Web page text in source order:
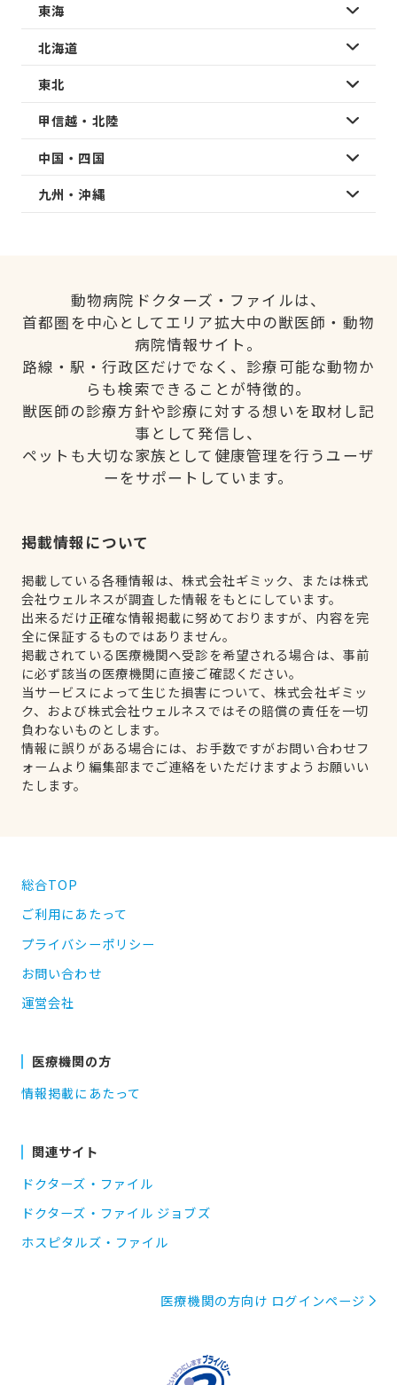
東海
北海道
東北
甲信越・北陸
中国・四国
九州・沖縄
動物病院ドクターズ・ファイルは、
首都圏を中心としてエリア拡大中の獣医師・動物
病院情報サイト。
路線・駅・行政区だけでなく、診療可能な動物か
らも検索できることが特徴的。
獣医師の診療方針や診療に対する想いを取材し記
事として発信し、
ペットも大切な家族として健康管理を行うユーザ
ーをサポートしています。
掲載情報について
掲載している各種情報は、株式会社ギミック、または株式
会社ウェルネスが調査した情報をもとにしています。
出来るだけ正確な情報掲載に努めておりますが、内容を完
全に保証するものではありません。
掲載されている医療機関へ受診を希望される場合は、事前
に必ず該当の医療機関に直接ご確認ください。
当サービスによって生じた損害について、株式会社ギミッ
ク、および株式会社ウェルネスではその賠償の責任を一切
負わないものとします。
情報に誤りがある場合には、お手数ですがお問い合わせフ
ォームより編集部までご連絡をいただけますようお願いい
たします。
総合TOP
ご利用にあたって
プライバシーポリシー
お問い合わせ
運営会社
医療機関の方
情報掲載にあたって
関連サイト
ドクターズ・ファイル
ドクターズ・ファイル ジョブズ
ホスピタルズ・ファイル
医療機関の方向け ログインページ